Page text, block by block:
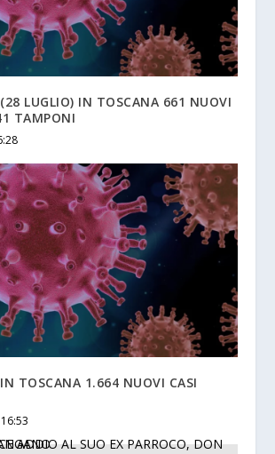
LUGLIO) IN TOSCANA 661 NUOVI
TAMPONI
TOSCANA 1.664 NUOVI CASI